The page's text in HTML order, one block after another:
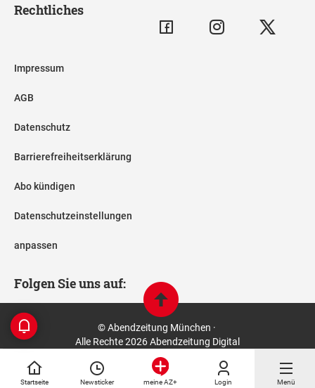
Startseite Newsticker meine AZ+ Login Menü
Rechtliches
Impressum
AGB
Datenschutz
Barrierefreiheitserklärung
Abo kündigen
Datenschutzeinstellungen
anpassen
Folgen Sie uns auf:
© Abendzeitung München ·
Alle Rechte 2026 Abendzeitung Digital